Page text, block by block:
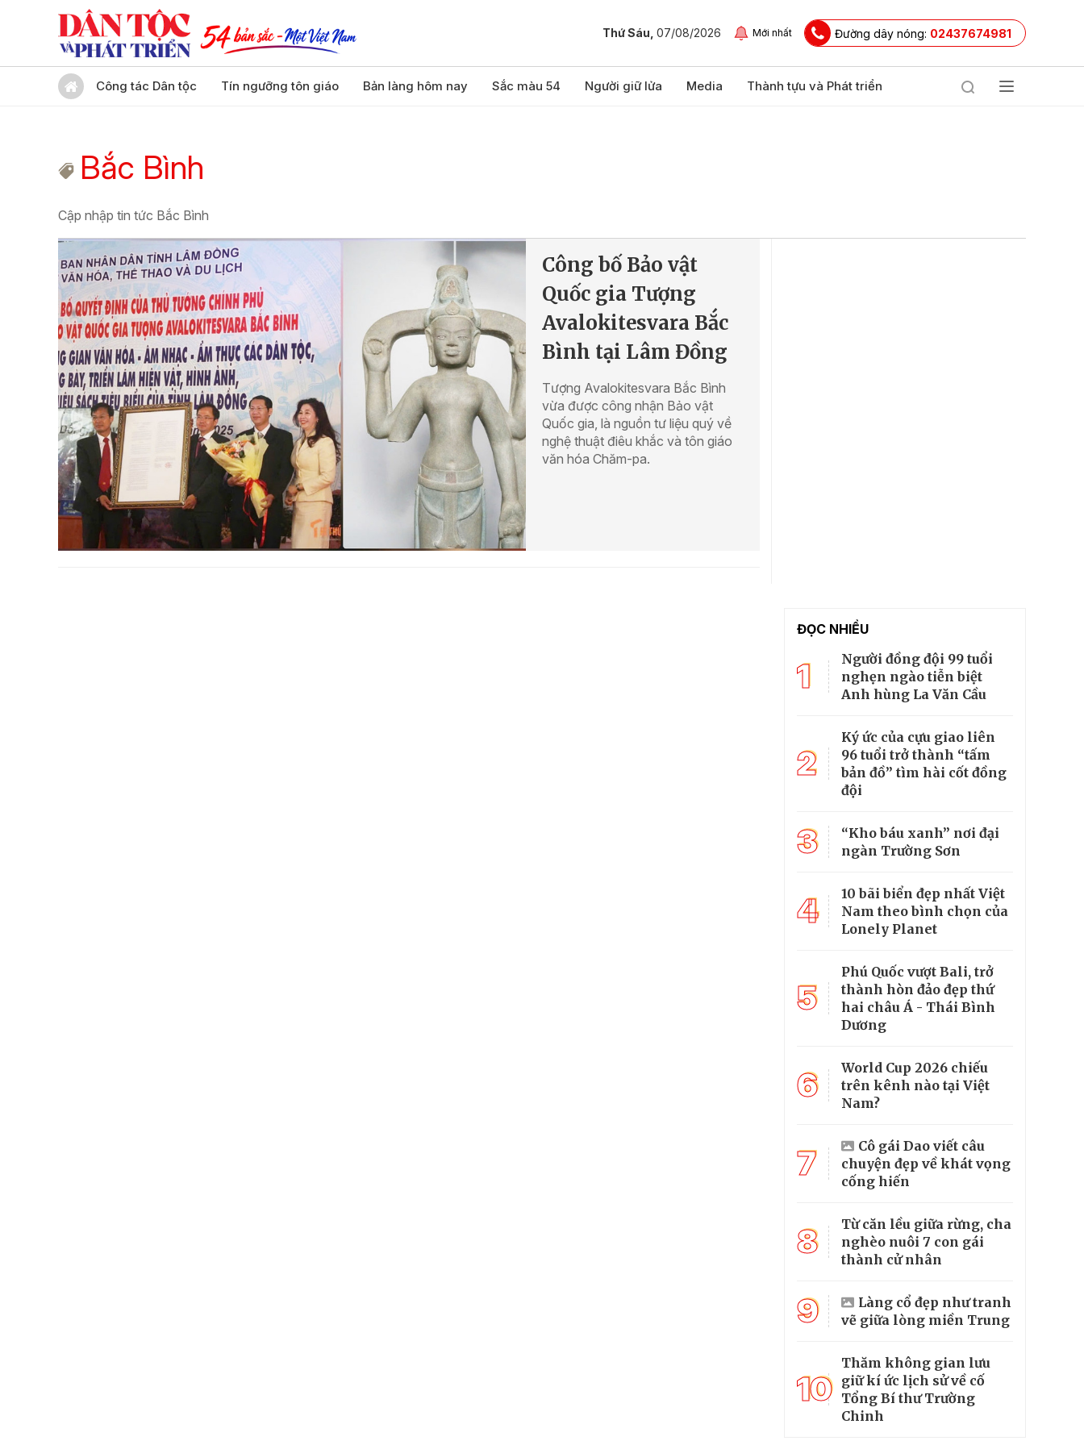
Thứ Sáu, 07/08/2026 Mới nhất Đường dây nóng: 02437674981
Công tác Dân tộc Tín ngưỡng tôn giáo Bản làng hôm nay Sắc màu 54 Người giữ lửa Media Thành tựu và Phát triển
Bắc Bình
Cập nhập tin tức Bắc Bình
Công bố Bảo vật
Quốc gia Tượng
Avalokitesvara Bắc
Bình tại Lâm Đồng
Tượng Avalokitesvara Bắc Bình
vừa được công nhận Bảo vật
Quốc gia, là nguồn tư liệu quý về
nghệ thuật điêu khắc và tôn giáo
văn hóa Chăm-pa.
ĐỌC NHIỀU
1
Người đồng đội 99 tuổi
nghẹn ngào tiễn biệt
Anh hùng La Văn Cầu
2
Ký ức của cựu giao liên
96 tuổi trở thành “tấm
bản đồ” tìm hài cốt đồng
đội
3
“Kho báu xanh” nơi đại
ngàn Trường Sơn
4
10 bãi biển đẹp nhất Việt
Nam theo bình chọn của
Lonely Planet
5
Phú Quốc vượt Bali, trở
thành hòn đảo đẹp thứ
hai châu Á - Thái Bình
Dương
6
World Cup 2026 chiếu
trên kênh nào tại Việt
Nam?
7
Cô gái Dao viết câu
chuyện đẹp về khát vọng
cống hiến
8
Từ căn lều giữa rừng, cha
nghèo nuôi 7 con gái
thành cử nhân
9
Làng cổ đẹp như tranh
vẽ giữa lòng miền Trung
10
Thăm không gian lưu
giữ kí ức lịch sử về cố
Tổng Bí thư Trường
Chinh